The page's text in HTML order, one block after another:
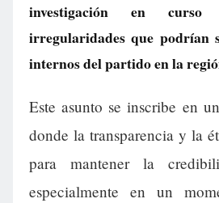
investigación en curso
irregularidades que podrían
internos del partido en la
Este asunto se inscribe en
donde la transparencia y la
para mantener la
especialmente en un